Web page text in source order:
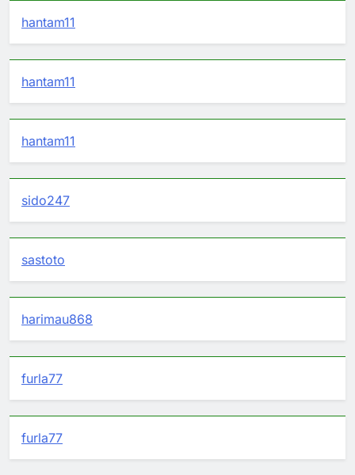
hantam11
hantam11
hantam11
sido247
sastoto
harimau868
furla77
furla77